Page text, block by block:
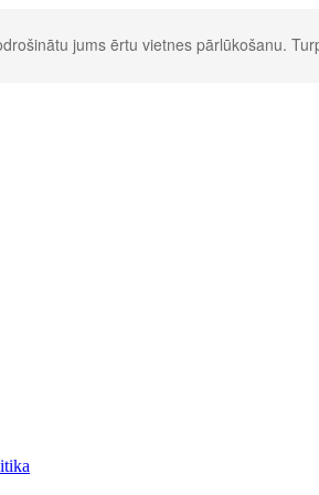
jums ērtu vietnes pārlūkošanu.